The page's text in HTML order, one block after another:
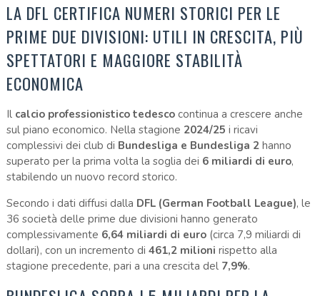
LA DFL CERTIFICA NUMERI STORICI PER LE
PRIME DUE DIVISIONI: UTILI IN CRESCITA, PIÙ
SPETTATORI E MAGGIORE STABILITÀ
ECONOMICA
Il calcio professionistico tedescocontinua a crescere anche
sul piano economico. Nella stagione 2024/25 i ricavi
complessivi dei club di Bundesliga e Bundesliga 2hanno
superato per la prima volta la soglia dei 6 miliardi di euro,
stabilendo un nuovo record storico.
Secondo i dati diffusi dalla DFL (German Football League), le
36 società delle prime due divisioni hanno generato
complessivamente 6,64 miliardi di euro(circa 7,9 miliardi di
dollari), con un incremento di 461,2 milioni rispetto alla
stagione precedente, pari a una crescita del 7,9%.